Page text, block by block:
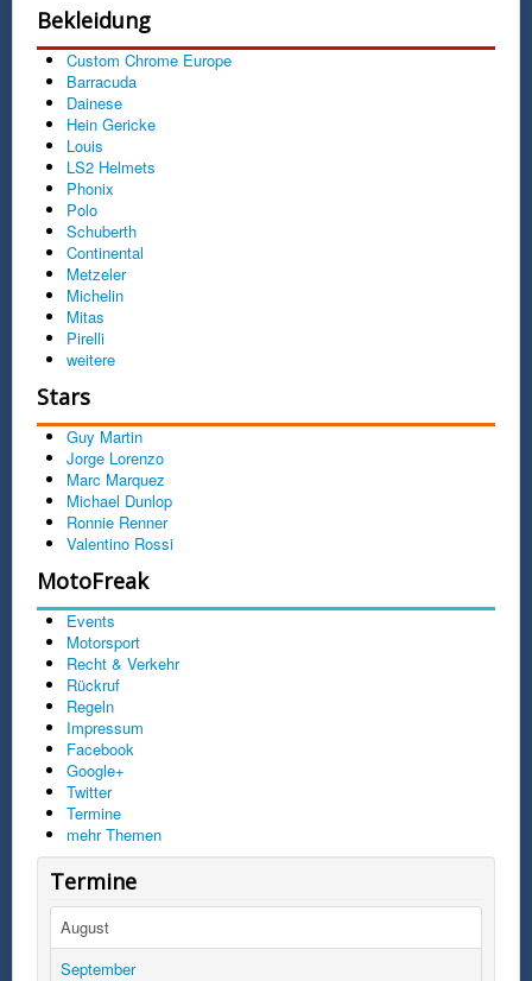
Bekleidung
Custom Chrome Europe
Barracuda
Dainese
Hein Gericke
Louis
LS2 Helmets
Phonix
Polo
Schuberth
Continental
Metzeler
Michelin
Mitas
Pirelli
weitere
Stars
Guy Martin
Jorge Lorenzo
Marc Marquez
Michael Dunlop
Ronnie Renner
Valentino Rossi
MotoFreak
Events
Motorsport
Recht & Verkehr
Rückruf
Regeln
Impressum
Facebook
Google+
Twitter
Termine
mehr Themen
Termine
August
September